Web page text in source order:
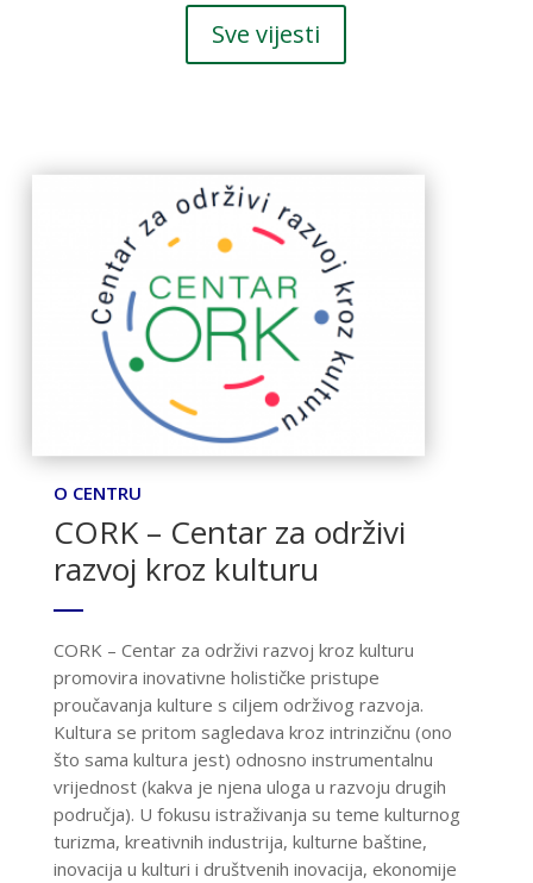
Sve vijesti
O CENTRU
CORK – Centar za održivi
razvoj kroz kulturu
CORK – Centar za održivi razvoj kroz kulturu
promovira inovativne holističke pristupe
proučavanja kulture s ciljem održivog razvoja.
Kultura se pritom sagledava kroz intrinzičnu (ono
što sama kultura jest) odnosno instrumentalnu
vrijednost (kakva je njena uloga u razvoju drugih
područja). U fokusu istraživanja su teme kulturnog
turizma, kreativnih industrija, kulturne baštine,
inovacija u kulturi i društvenih inovacija, ekonomije